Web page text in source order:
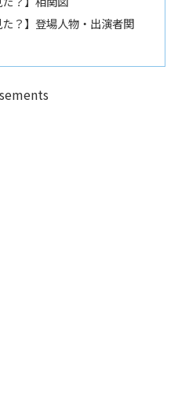
た？】登場人物・出演者関